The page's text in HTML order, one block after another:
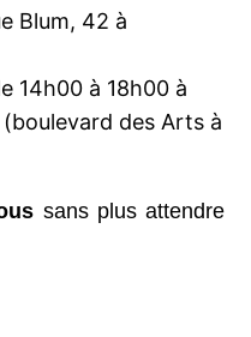
Blum, 42 à
14h00 à 18h00 à
(boulevard des Arts à
sans plus attendre